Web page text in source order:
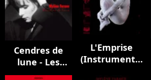
Cendres de
lune - Les
instrumentaux
L'Emprise
(Instrumental